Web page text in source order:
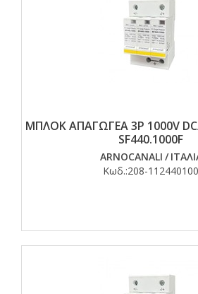
ΜΠΛΟΚ ΑΠΑΓΩΓΕΑ 3P 1000V
SF440.1000F
ARNOCANALI /
Κωδ.:208-112440100